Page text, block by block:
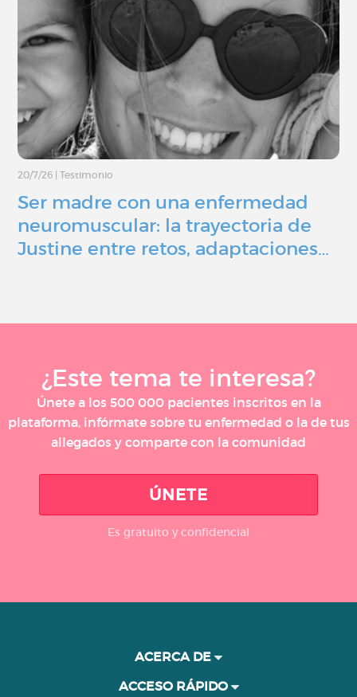
20/7/26 Testimonio
Ser madre con una enfermedad
neuromuscular: la trayectoria de
Justine entre retos, adaptaciones…
¿Este tema te interesa?
Únete a los 500 000 pacientes inscritos en la
plataforma, infórmate sobre tu enfermedad o la de tus
allegados y comparte con la comunidad
ÚNETE
Es gratuito y confidencial
ACERCA DE
ACCESO RÁPIDO